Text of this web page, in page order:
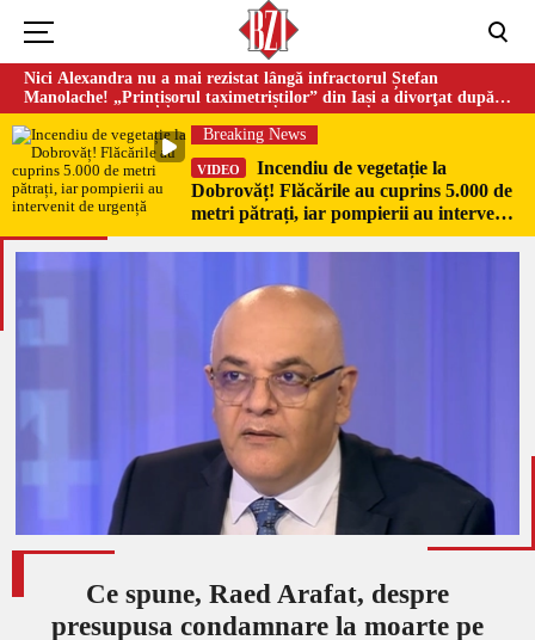
Nici Alexandra nu a mai rezistat lângă infractorul Ștefan
Manolache! „Prințișorul taximetriștilor” din Iași a divorţat după
doi ani de căsnicie
Breaking News
VIDEO
Incendiu de vegetație la
Dobrovăț! Flăcările au cuprins 5.000 de
metri pătrați, iar pompierii au intervenit
de urgență
Ce spune, Raed Arafat, despre
presupusa condamnare la moarte pe